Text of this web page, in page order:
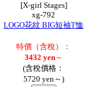
[X-girl Stages]
xg-792
LOGO花紋 BIG短袖T恤
特價（含稅）：
3432 yen～
(含稅價格：
5720 yen～)